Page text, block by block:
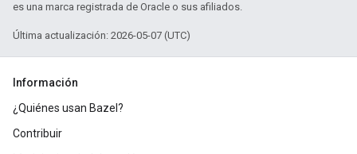
es una marca registrada de Oracle o sus afiliados.
Última actualización: 2026-05-07 (UTC)
Información
¿Quiénes usan Bazel?
Contribuir